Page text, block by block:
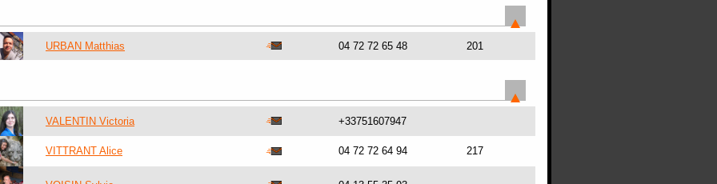
URBAN Matthias 04 72 72 65 48 201
VALENTIN Victoria +33751607947
VITTRANT Alice 04 72 72 64 94 217